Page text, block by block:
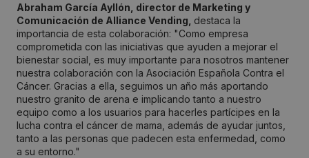
Abraham García Ayllón, director de Marketing y
Comunicación de Alliance Vending, destaca la
importancia de esta colaboración: "Como empresa
comprometida con las iniciativas que ayuden a mejorar el
bienestar social, es muy importante para nosotros mantener
nuestra colaboración con la Asociación Española Contra el
Cáncer. Gracias a ella, seguimos un año más aportando
nuestro granito de arena e implicando tanto a nuestro
equipo como a los usuarios para hacerles partícipes en la
lucha contra el cáncer de mama, además de ayudar juntos,
tanto a las personas que padecen esta enfermedad, como
a su entorno."